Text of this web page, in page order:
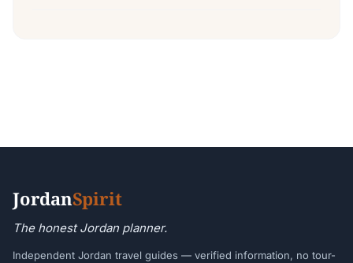
JordanSpirit
The honest Jordan planner.
Independent Jordan travel guides — verified information, no tour-